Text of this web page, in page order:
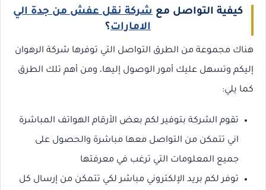
كيفية التواصل مع شركة نقل عفش من جدة الي
الامارات؟
هناك مجموعة من الطرق التواصل التي توفرها شركة الرهوان
إليكم وتسهل عليك أمور الوصول إليها، ومن أهم تلك الطرق
كما يلي:
تقوم الشركة بتوفير لكم بعض الأرقام الهواتف المباشرة
اني تتمكن من التواصل معها مباشرة والحصول على
جميع المعلومات التي ترغب في معرفتها
توفر لكم بريد الإلكتروني مباشر لكي تتمكن من إرسال كل